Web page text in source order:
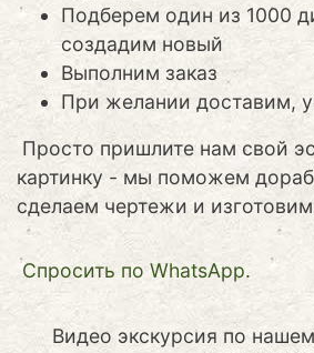
Подберем один из 1000
создадим новый
Выполним заказ
При желании доставим,
Просто пришлите нам свой
картинку - мы поможем
сделаем чертежи и
Cпросить по WhatsApp.
Видео экскурсия по